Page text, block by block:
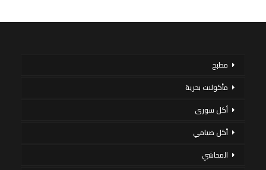
مطبخ
مأكولات بحرية
أكل سورى
أكل صيامي
المحاشي